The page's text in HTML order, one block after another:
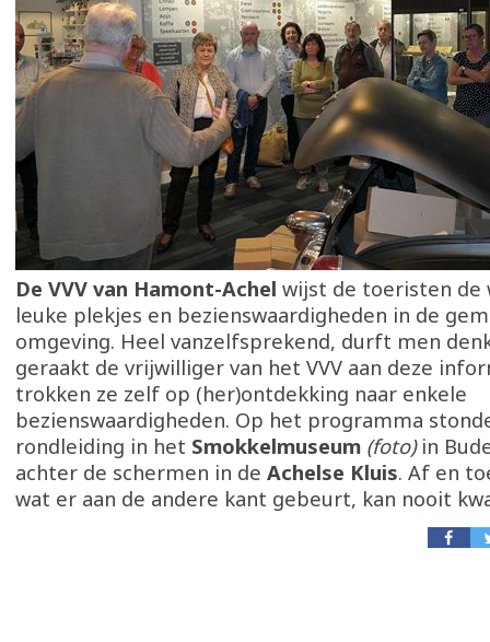
De VVV van Hamont-Achel wijst de toeristen de
leuke plekjes en bezienswaardigheden in de
omgeving. Heel vanzelfsprekend, durft men
geraakt de vrijwilliger van het VVV aan deze
trokken ze zelf op (her)ontdekking naar enkele
bezienswaardigheden. Op het programma
rondleiding in het Smokkelmuseum (foto)in
achter de schermen in de Achelse Kluis. Af en
wat er aan de andere kant gebeurt, kan nooit